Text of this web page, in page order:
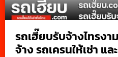
รถเฮี๊ยบรับจ้างไทรง
จ้าง รถเครนให้เช่า แ